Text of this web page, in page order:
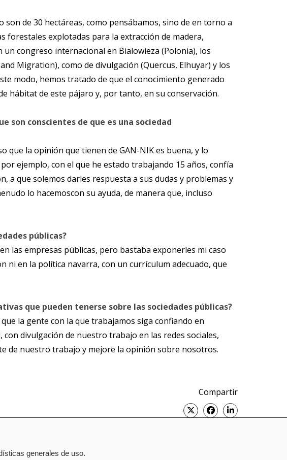
de 30 hectáreas, como pensábamos, sino de en torno a
forestales explotadas para la extracción de madera,
congreso internacional en Bialowieza (Polonia), los
Migration), como de divulgación (Quercus, Elhuyar) y los
modo, hemos tratado de que el conocimiento generado
hábitat de este pájaro y, por tanto, en su conservación.
son conscientes de que es una sociedad
que la opinión que tienen de GAN-NIK es buena, y lo
ejemplo, con el que he estado trabajando 15 años, confía
a que solemos darles respuesta a sus dudas y problemas y
lo hacemoscon su ayuda, de manera que, incluso
públicas?
las empresas públicas, pero bastaba exponerles mi caso
ni en la política navarra, con un currículum adecuado, que
que pueden tenerse sobre las sociedades públicas?
la gente con la que trabajamos siga confiando en
divulgación de nuestro trabajo en las redes sociales,
de nuestro trabajo y mejore la opinión sobre nosotros.
Compartir
TwitterFacebookLinked
generales de uso.